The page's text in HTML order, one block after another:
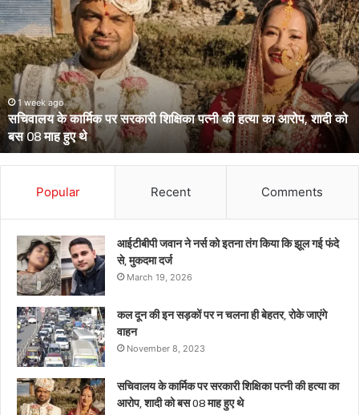
दो
आईपीएस
पहुंचे
हाईकोर्ट,
आईजी
से
डीआईजी
बनाकर
भेजे
गए
प्रतिनियुक्ति
March 13, 2026
उत्तराखंड के दो आईपीएस पहुंचे हाईकोर्ट, आईजी से डीआईजी बनाकर भेजे गए
थे केंद्रीय प्रतिनियुक्ति पर
Popular Recent Comments
आईटीबीपी जवान ने नर्स को इतना तंग किया कि झूल गई फंदे
से, मुकदमा दर्ज
March 19, 2026
कल दून की इन सड़कों पर न चलना ही बेहतर, रोके जाएंगे
वाहन
November 8, 2023
सचिवालय के कार्मिक पर सरकारी शिक्षिका पत्नी की हत्या का
आरोप, शादी को बस 08 माह हुए थे